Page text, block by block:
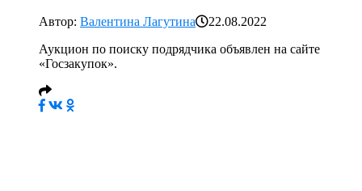
Автор: Валентина Лагутина
22.08.2022
Аукцион по поиску подрядчика объявлен на сайте
«Госзакупок».